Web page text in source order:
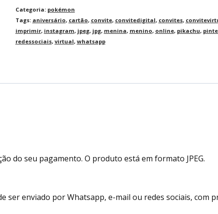
Categoria: pokémon
Tags: aniversário, cartão, convite, convitedigital, convites,
imprimir, instagram, jpeg, jpg, menina, menino, online, pikachu,
redessociais, virtual, whatsapp
do seu pagamento. O produto está em formato JPEG.
enviado por Whatsapp, e-mail ou redes sociais, com